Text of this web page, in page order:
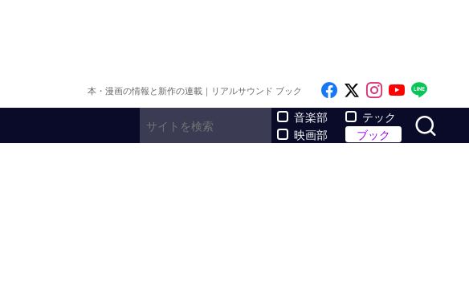
本・漫画の情報と新作の連載｜リアルサウンド ブック Like on Facebook
Follow on x
Follow on
Follow
音楽部
映画部
テック
ブック